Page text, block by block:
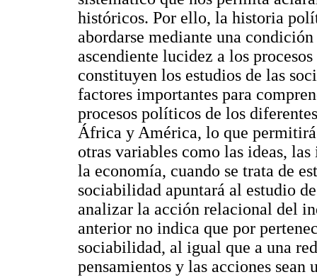
históricos. Por ello, la historia
abordarse mediante una
ascendiente lucidez a los
constituyen los estudios de las
factores importantes para
procesos políticos de los
África y América, lo que
otras variables como las ideas,
la economía, cuando se trata de
sociabilidad apuntará al estudio
analizar la acción relacional del
anterior no indica que por
sociabilidad, al igual que a una
pensamientos y las acciones sean